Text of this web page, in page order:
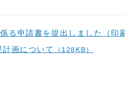
る申請書を提出しました（印
画について （128KB）